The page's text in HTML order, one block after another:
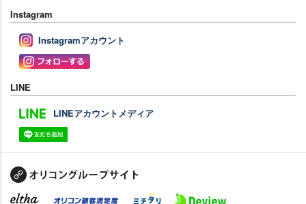
Instagram
Instagramアカウント
LINE
LINEアカウントメディア